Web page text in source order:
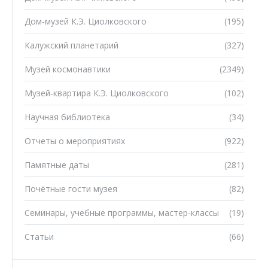
(195)
Дом-музей К.Э. Циолковского
(327)
Калужский планетарий
(2349)
Музей космонавтики
(102)
Музей-квартира К.Э. Циолковского
(34)
Научная библиотека
(922)
Отчеты о мероприятиях
(281)
Памятные даты
(82)
Почётные гости музея
(19)
Семинары, учебные программы, мастер-классы
(66)
Статьи